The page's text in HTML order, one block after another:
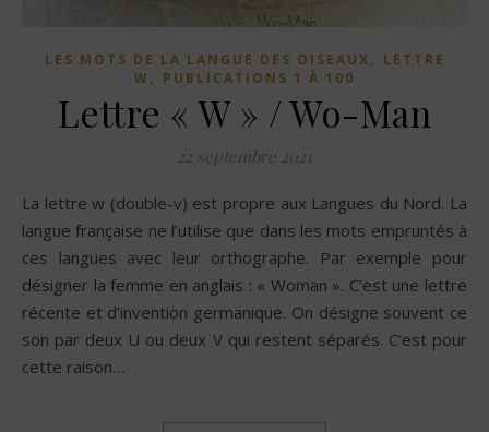
LES MOTS DE LA LANGUE DES OISEAUX, LETTRE
W, PUBLICATIONS 1 À 100
Lettre « W » / Wo-Man
22 septembre 2021
La lettre w (double-v) est propre aux Langues du Nord. La
langue française ne l’utilise que dans les mots empruntés à
ces langues avec leur orthographe. Par exemple pour
désigner la femme en anglais : « Woman ». C’est une lettre
récente et d’invention germanique. On désigne souvent ce
son par deux U ou deux V qui restent séparés. C’est pour
cette raison…